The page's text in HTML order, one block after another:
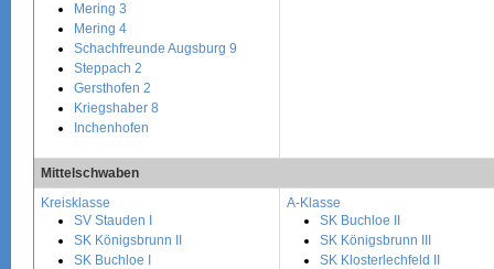
Mering 3
Mering 4
Schachfreunde Augsburg 9
Steppach 2
Gersthofen 2
Kriegshaber 8
Inchenhofen
Mittelschwaben
Kreisklasse
SV Stauden I
SK Königsbrunn II
SK Buchloe I
A-Klasse
SK Buchloe II
SK Königsbrunn III
SK Klosterlechfeld II